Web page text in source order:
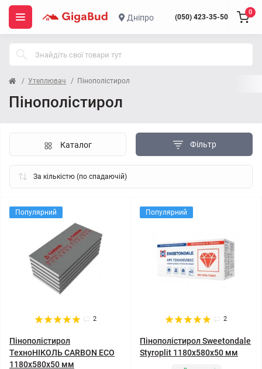
Дніпро (050) 423-35-50
0
Утеплювач Пінополістирол
Пінополістирол
Фільтр
Каталог
Популярний
2
Пінополістирол
ТехноНІКОЛЬ CARBON ECO
1180x580x50 мм
Популярний
2
Пінополістирол Sweetondale
Styroplit 1180x580x50 мм